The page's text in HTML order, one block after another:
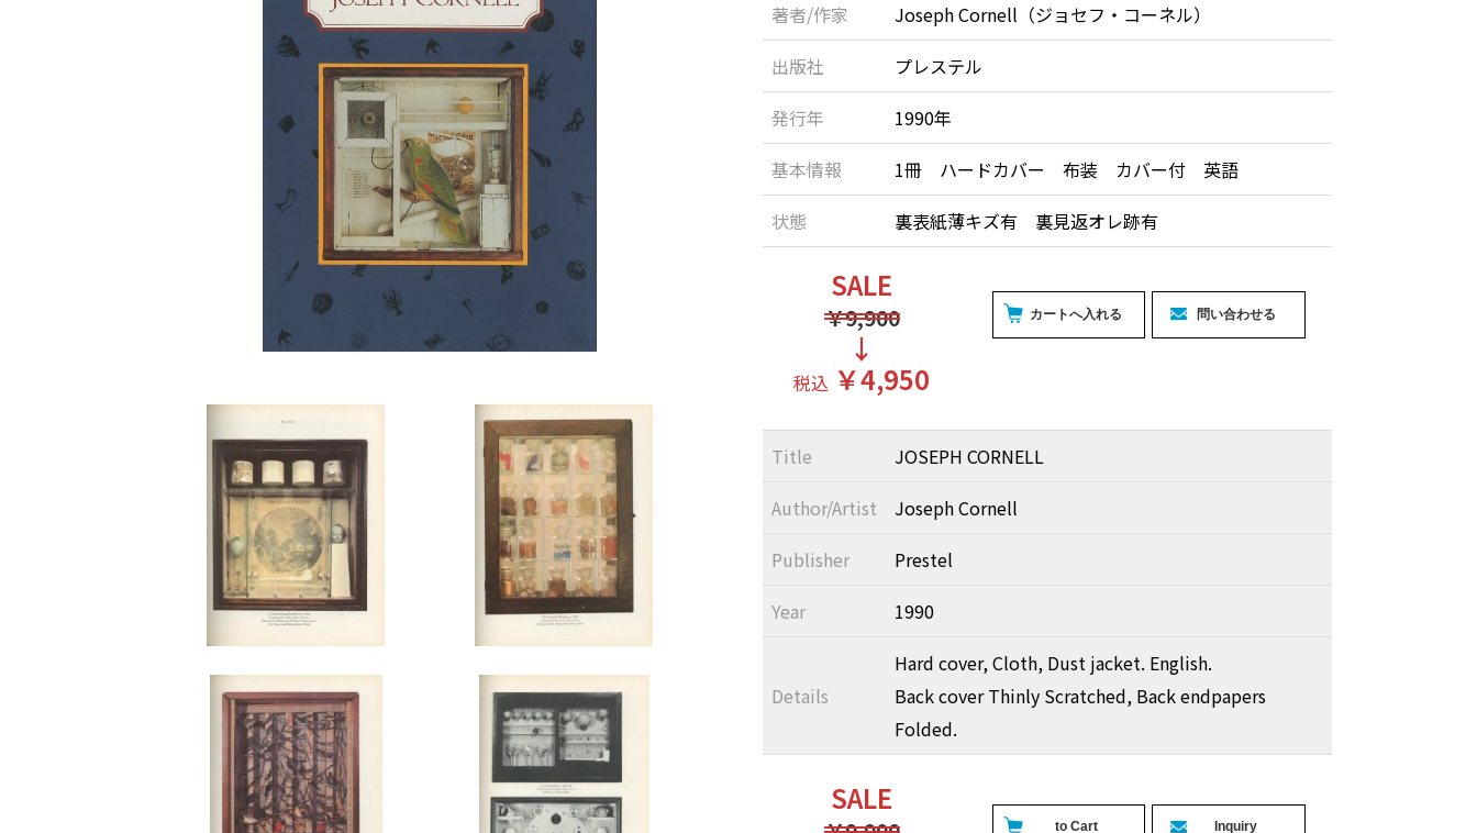
著者/作家
Joseph Cornell（ジョセフ・コーネル）
出版社
プレステル
発行年
1990年
基本情報
1冊 ハードカバー 布装 カバー付 英語
状態
裏表紙薄キズ有 裏見返オレ跡有
SALE
￥9,900
↓
税込 ￥4,950
Title
JOSEPH CORNELL
Author/Artist
Joseph Cornell
Publisher
Prestel
Year
1990
Details
Hard cover, Cloth, Dust jacket. English.
Back cover Thinly Scratched, Back endpapers
Folded.
SALE